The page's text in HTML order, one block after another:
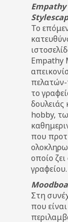
Empathy
Το
Empathy
το
δουλειάς
hobby,
που
οποίο
γραφείου.
Στη
που